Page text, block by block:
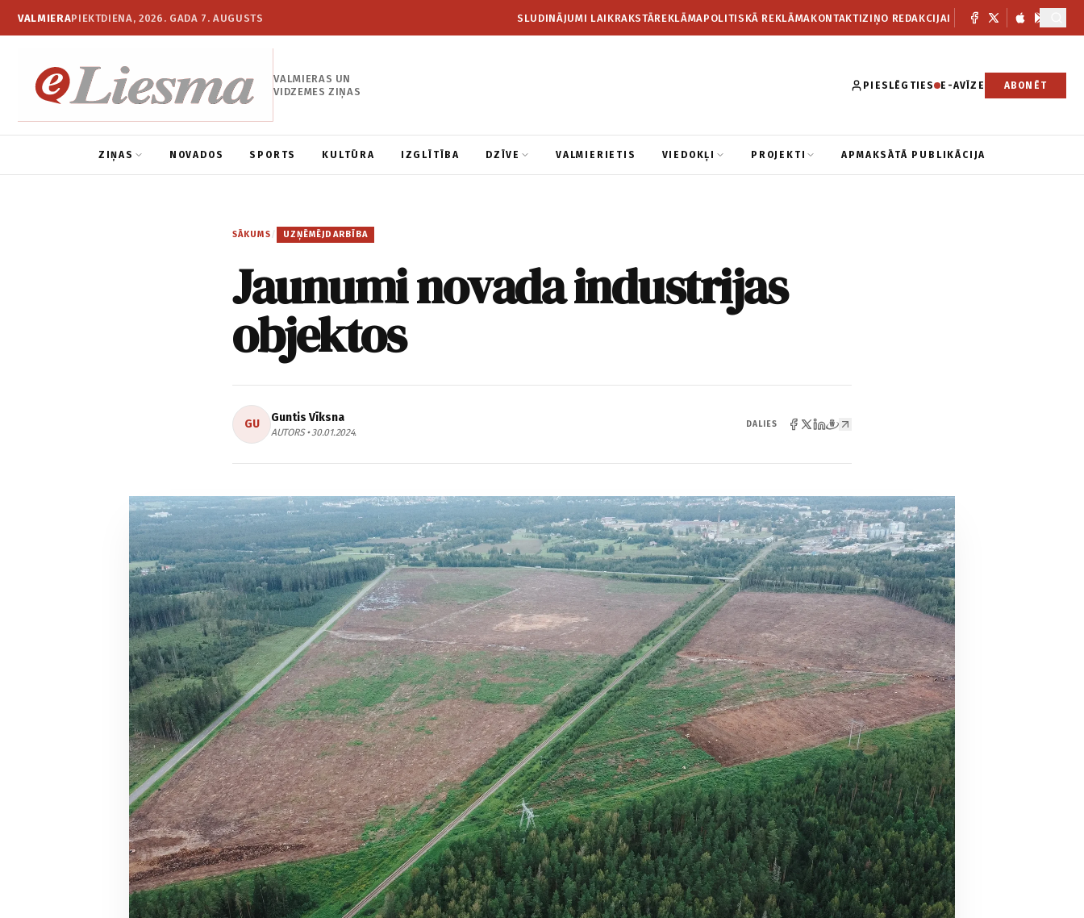
VALMIERAPIEKTDIENA, 2026. GADA 7. AUGUSTS SLUDINĀJUMI LAIKRAKSTĀREKLĀMAPOLITISKĀ REKLĀMAKONTAKTIZIŅO REDAKCIJAI
VALMIERAS UN
VIDZEMES ZIŅAS
PIESLĒGTIES E-AVĪZE ABONĒT
ZIŅAS NOVADOS SPORTS KULTŪRA IZGLĪTĪBA DZĪVE VALMIERIETIS VIEDOKĻI PROJEKTI APMAKSĀTĀ PUBLIKĀCIJA
SĀKUMS / UZŅĒMĒJDARBĪBA
Jaunumi novada industrijas
objektos
GU Guntis Vīksna
AUTORS • 30.01.2024.
DALIES